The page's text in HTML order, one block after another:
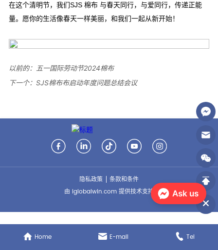
以前的：
五一国际劳动节2024棉布
下一个：SJS棉布布启动年度问题总结会议
Home E-mail Tel
隐私政策
条款和条件
由 iglobalwin.com 提供技术支持
Ask us